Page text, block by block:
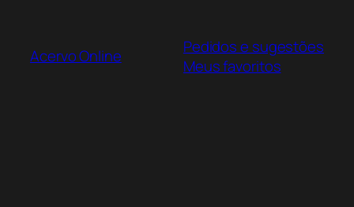
Acervo Online
Pedidos e sugestões
Meus favoritos